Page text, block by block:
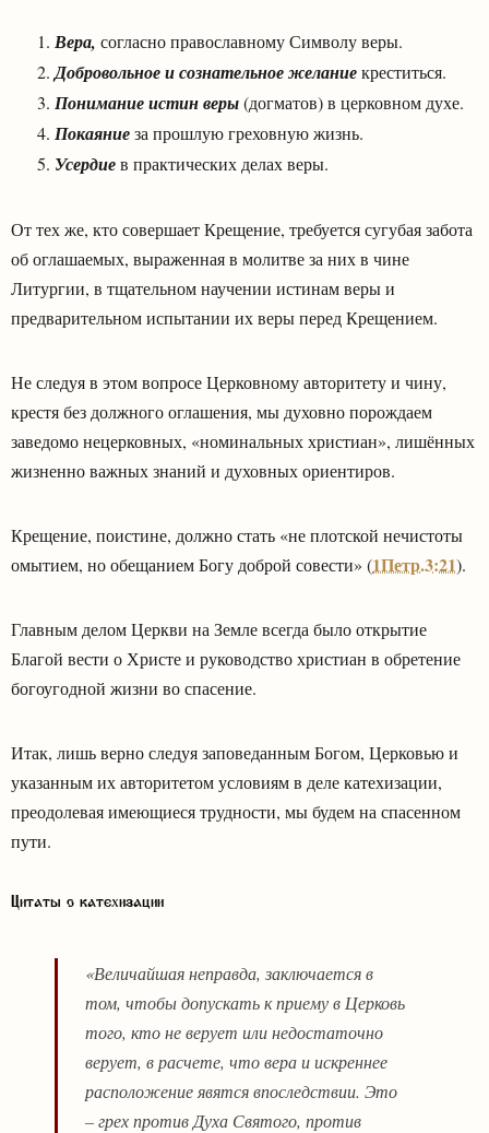
Вера, согласно православному Символу веры.
Добровольное и сознательное желаниекреститься.
Понимание истин веры(догматов) в церковном духе.
Покаяниеза прошлую греховную жизнь.
Усердиев практических делах веры.
От тех же, кто совершает Крещение, требуется сугубая забота
об оглашаемых, выраженная в молитве за них в чине
Литургии, в тщательном научении истинам веры и
предварительном испытании их веры перед Крещением.
Не следуя в этом вопросе Церковному авторитету и чину,
крестя без должного оглашения, мы духовно порождаем
заведомо нецерковных, «номинальных христиан», лишённых
жизненно важных знаний и духовных ориентиров.
Крещение, поистине, должно стать «не плотской нечистоты
омытием, но обещанием Богу доброй совести» (1Петр.3:21).
Главным делом Церкви на Земле всегда было открытие
Благой вести о Христе и руководство христиан в обретение
богоугодной жизни во спасение.
Итак, лишь верно следуя заповеданным Богом, Церковью и
указанным их авторитетом условиям в деле катехизации,
преодолевая имеющиеся трудности, мы будем на спасенном
пути.
Цитаты о катехизации
«Величайшая неправда, заключается в
том, чтобы допускать к приему в Церковь
того, кто не верует или недостаточно
верует, в расчете, что вера и искреннее
расположение явятся впоследствии. Это
– грех против Духа Святого, против